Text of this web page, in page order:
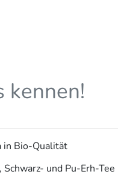
kennen!
in Bio-Qualität
und Pu-Erh-Tee